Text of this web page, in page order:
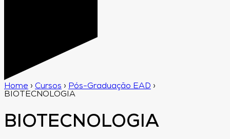
Home › Cursos › Pós-Graduação EAD ›
BIOTECNOLOGIA
BIOTECNOLOGIA